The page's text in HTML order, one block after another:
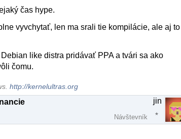
čas hype.
vyvchytať, len ma srali tie kompilácie, ale aj to
like distra pridávať PPA a tvári sa ako
čomu.
http://kernelultras.org
jin
Návštevník